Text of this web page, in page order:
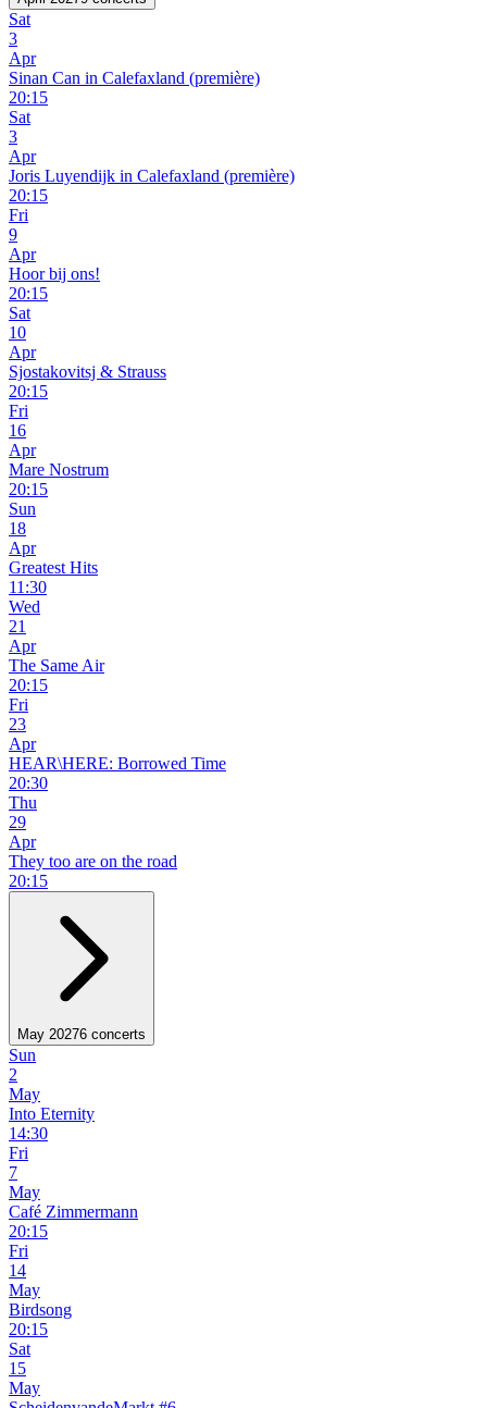
Sat
3
Apr
Sinan Can in Calefaxland (première)
20:15
Sat
3
Apr
Joris Luyendijk in Calefaxland (première)
20:15
Fri
9
Apr
Hoor bij ons!
20:15
Sat
10
Apr
Sjostakovitsj & Strauss
20:15
Fri
16
Apr
Mare Nostrum
20:15
Sun
18
Apr
Greatest Hits
11:30
Wed
21
Apr
The Same Air
20:15
Fri
23
Apr
HEAR\HERE: Borrowed Time
20:30
Thu
29
Apr
They too are on the road
20:15
May 20276 concerts
Sun
2
May
Into Eternity
14:30
Fri
7
May
Café Zimmermann
20:15
Fri
14
May
Birdsong
20:15
Sat
15
May